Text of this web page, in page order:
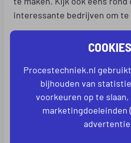
interessante bedrijven om te
PROCESTECHNIEK
Als je de benodigde
ervaring hebt opgedaan en
opgebouwd, is het tijd om
vacatures in de
zoeken naar instapposities
Procestechniek.nl
bijhouden van
voorkeuren op te
marketingdoeleinden